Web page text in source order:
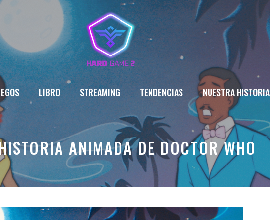
LIBRO STREAMING TENDENCIAS NUESTRA HISTORIA
ANIMADA DE DOCTOR WHO